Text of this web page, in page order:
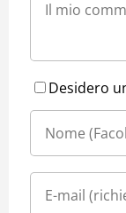
Desidero